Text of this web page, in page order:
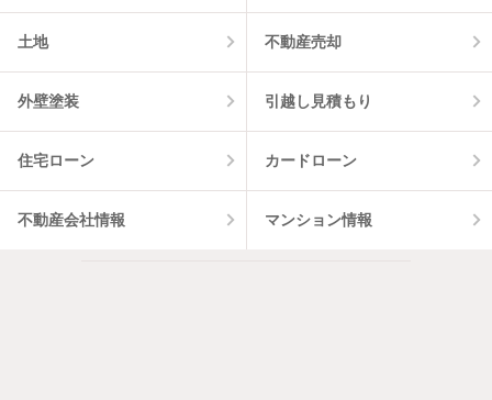
土地 不動産売却
外壁塗装 引越し見積もり
住宅ローン カードローン
不動産会社情報 マンション情報